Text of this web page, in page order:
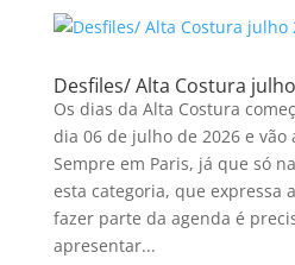
Desfiles/ Alta Costura
Os dias da Alta Costura
dia 06 de julho de 2026 e
Sempre em Paris, já que só
esta categoria, que expressa
fazer parte da agenda é
apresentar...